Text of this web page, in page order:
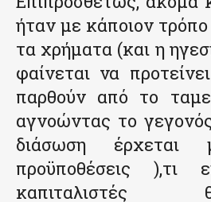
ήταν με κάποιον
τα χρήματα (και η
φαίνεται να
παρθούν από το
αγνοώντας το
διάσωση έρχεται
προϋποθέσεις ),τι